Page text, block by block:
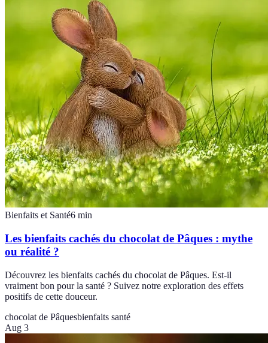
Bienfaits et Santé6 min
Les bienfaits cachés du chocolat de Pâques : mythe
ou réalité ?
Découvrez les bienfaits cachés du chocolat de Pâques. Est-il
vraiment bon pour la santé ? Suivez notre exploration des effets
positifs de cette douceur.
chocolat de Pâquesbienfaits santé
Aug 3